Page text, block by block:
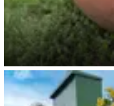
Dekoliebe